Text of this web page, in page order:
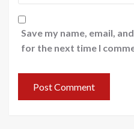
Save my name, email,
for the next time I